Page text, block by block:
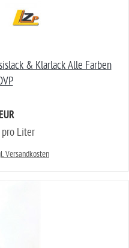
& Klarlack Alle Farben
pro Liter
Versandkosten